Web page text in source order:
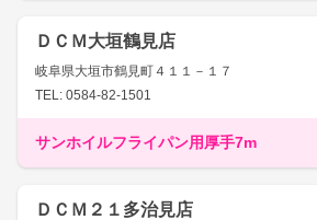
ＤＣＭ大垣鶴見店
岐阜県大垣市鶴見町４１１－１７
TEL: 0584-82-1501
サンホイルフライパン用厚手7m
ＤＣＭ２１多治見店